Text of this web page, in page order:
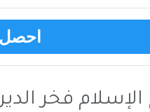
احصل
فخر